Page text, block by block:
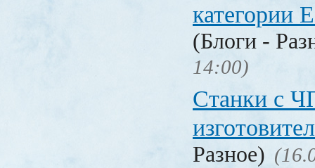
категории
(Блоги -
14:00)
Станки с
Разное)